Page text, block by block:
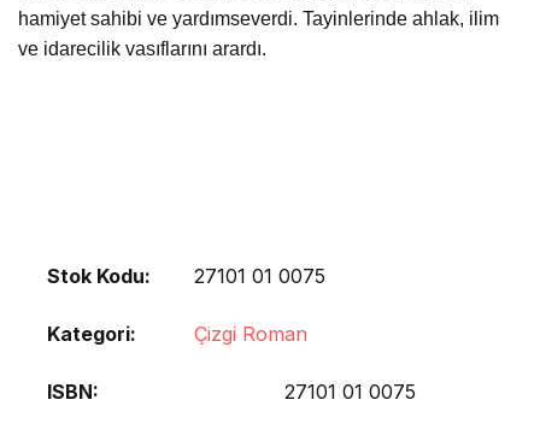
hamiyet sahibi ve yardımseverdi. Tayinlerinde ahlak, ilim
ve idarecilik vasıflarını arardı.
Stok Kodu: 27101 01 0075
Kategori: Çizgi Roman
ISBN 27101 01 0075